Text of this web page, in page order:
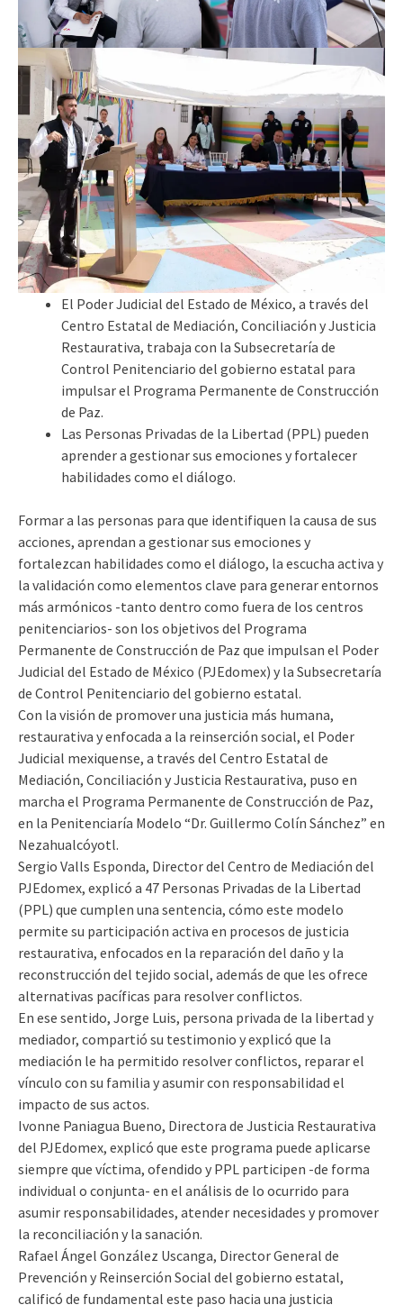
El Poder Judicial del Estado de México, a través del
Centro Estatal de Mediación, Conciliación y Justicia
Restaurativa, trabaja con la Subsecretaría de
Control Penitenciario del gobierno estatal para
impulsar el Programa Permanente de Construcción
de Paz.
Las Personas Privadas de la Libertad (PPL) pueden
aprender a gestionar sus emociones y fortalecer
habilidades como el diálogo.
Formar a las personas para que identifiquen la causa de sus
acciones, aprendan a gestionar sus emociones y
fortalezcan habilidades como el diálogo, la escucha activa y
la validación como elementos clave para generar entornos
más armónicos -tanto dentro como fuera de los centros
penitenciarios- son los objetivos del Programa
Permanente de Construcción de Paz que impulsan el Poder
Judicial del Estado de México (PJEdomex) y la Subsecretaría
de Control Penitenciario del gobierno estatal.
Con la visión de promover una justicia más humana,
restaurativa y enfocada a la reinserción social, el Poder
Judicial mexiquense, a través del Centro Estatal de
Mediación, Conciliación y Justicia Restaurativa, puso en
marcha el Programa Permanente de Construcción de Paz,
en la Penitenciaría Modelo “Dr. Guillermo Colín Sánchez” en
Nezahualcóyotl.
Sergio Valls Esponda, Director del Centro de Mediación del
PJEdomex, explicó a 47 Personas Privadas de la Libertad
(PPL) que cumplen una sentencia, cómo este modelo
permite su participación activa en procesos de justicia
restaurativa, enfocados en la reparación del daño y la
reconstrucción del tejido social, además de que les ofrece
alternativas pacíficas para resolver conflictos.
En ese sentido, Jorge Luis, persona privada de la libertad y
mediador, compartió su testimonio y explicó que la
mediación le ha permitido resolver conflictos, reparar el
vínculo con su familia y asumir con responsabilidad el
impacto de sus actos.
Ivonne Paniagua Bueno, Directora de Justicia Restaurativa
del PJEdomex, explicó que este programa puede aplicarse
siempre que víctima, ofendido y PPL participen -de forma
individual o conjunta- en el análisis de lo ocurrido para
asumir responsabilidades, atender necesidades y promover
la reconciliación y la sanación.
Rafael Ángel González Uscanga, Director General de
Prevención y Reinserción Social del gobierno estatal,
calificó de fundamental este paso hacia una justicia